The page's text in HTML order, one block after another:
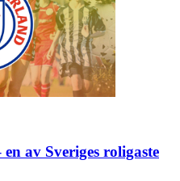
av Sveriges roligaste